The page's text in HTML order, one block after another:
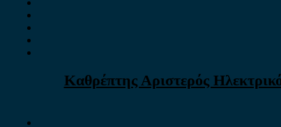
Καθρέπτης Αριστερός